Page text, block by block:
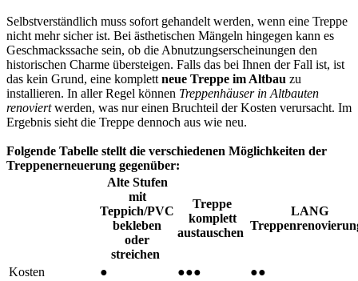
Selbstverständlich muss sofort gehandelt werden, wenn eine Treppe
nicht mehr sicher ist. Bei ästhetischen Mängeln hingegen kann es
Geschmackssache sein, ob die Abnutzungserscheinungen den
historischen Charme übersteigen. Falls das bei Ihnen der Fall ist, ist
das kein Grund, eine komplett neue Treppe im Altbau zu
installieren. In aller Regel können Treppenhäuser in Altbauten
renoviertwerden, was nur einen Bruchteil der Kosten verursacht. Im
Ergebnis sieht die Treppe dennoch aus wie neu.
Folgende Tabelle stellt die verschiedenen Möglichkeiten der
Treppenerneuerung gegenüber:
Alte Stufen
mit
Teppich/PVC
bekleben
oder
streichen
Treppe
komplett
austauschen
LANG
Kosten ● ●●●
●●